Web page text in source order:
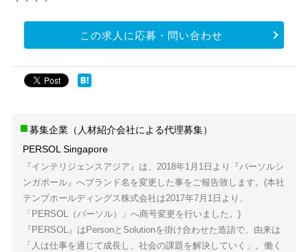
この求人に応募・問い合わせ
募集企業（人材紹介会社による代理募集）
PERSOL Singapore
『インテリジェンスアジア』は、2018年1月1日より『パーソルシ
ンガポール』へブランド名を変更した事をご報告致します。(本社
テンプホールディングス株式会社は2017年7月1日より、
「PERSOL（パーソル）」へ商号変更を行いました。)
『PERSOL』はPersonとSolutionを掛け合わせた造語で、由来は
「人は仕事を通じて成長し、社会の課題を解決していく」。働く